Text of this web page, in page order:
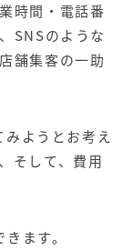
時間・電話番
SNSのような
舗集客の一助
ようとお考え
そして、費用
ます。